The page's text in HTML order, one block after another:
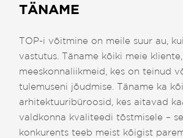
TÄNAME
TOP-i võitmine on meile suur au,
vastutus. Täname kõiki meie
meeskonnaliikmeid, kes on teinud
tulemuseni jõudmise. Täname ka
arhitektuuribüroosid, kes aitavad
valdkonna kvaliteedi tõstmisele –
konkurents teeb meist kõigist